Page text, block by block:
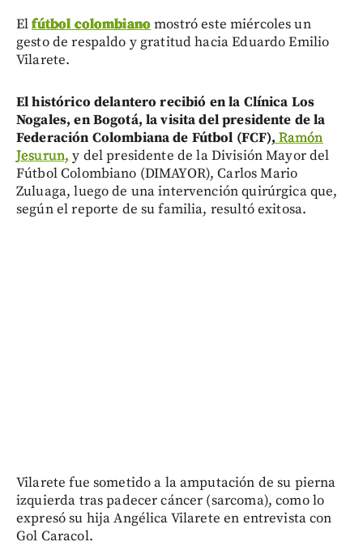
Elfútbol colombianomostró este miércoles un
gesto de respaldo y gratitud hacia Eduardo Emilio
Vilarete.
El histórico delantero recibió en la Clínica Los
Nogales, en Bogotá, la visita del presidente de la
Federación Colombiana de Fútbol (FCF), Ramón
Jesurun, y del presidente de la División Mayor del
Fútbol Colombiano (DIMAYOR), Carlos Mario
Zuluaga, luego de una intervención quirúrgica que,
según el reporte de su familia, resultó exitosa.
Vilarete fue sometido a la amputación de su pierna
izquierda tras padecer cáncer (sarcoma), como lo
expresó su hija Angélica Vilarete en entrevista con
Gol Caracol.